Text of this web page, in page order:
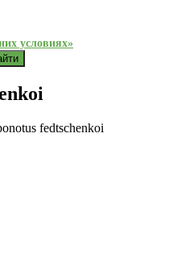
условиях»
fedtschenkoi